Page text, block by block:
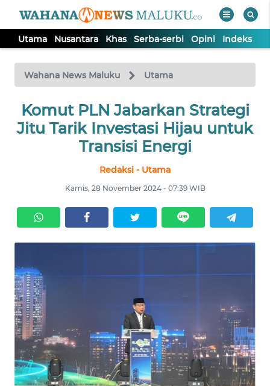
Utama Nusantara Khas Serba-serbi Opini Indeks
Wahana News Maluku Utama
Komut PLN Jabarkan Strategi
Jitu Tarik Investasi Hijau untuk
Transisi Energi
Redaksi - Utama
Kamis, 28 November 2024 - 07:39 WIB
TV
Tutup
UTAMA
SERBA-
SERBI
Informasi
INDEKS
BERITA
KONTAK
KAMI